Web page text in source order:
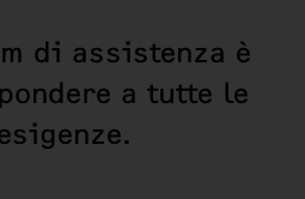
di assistenza è
a tutte le